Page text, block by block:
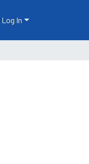
Log In